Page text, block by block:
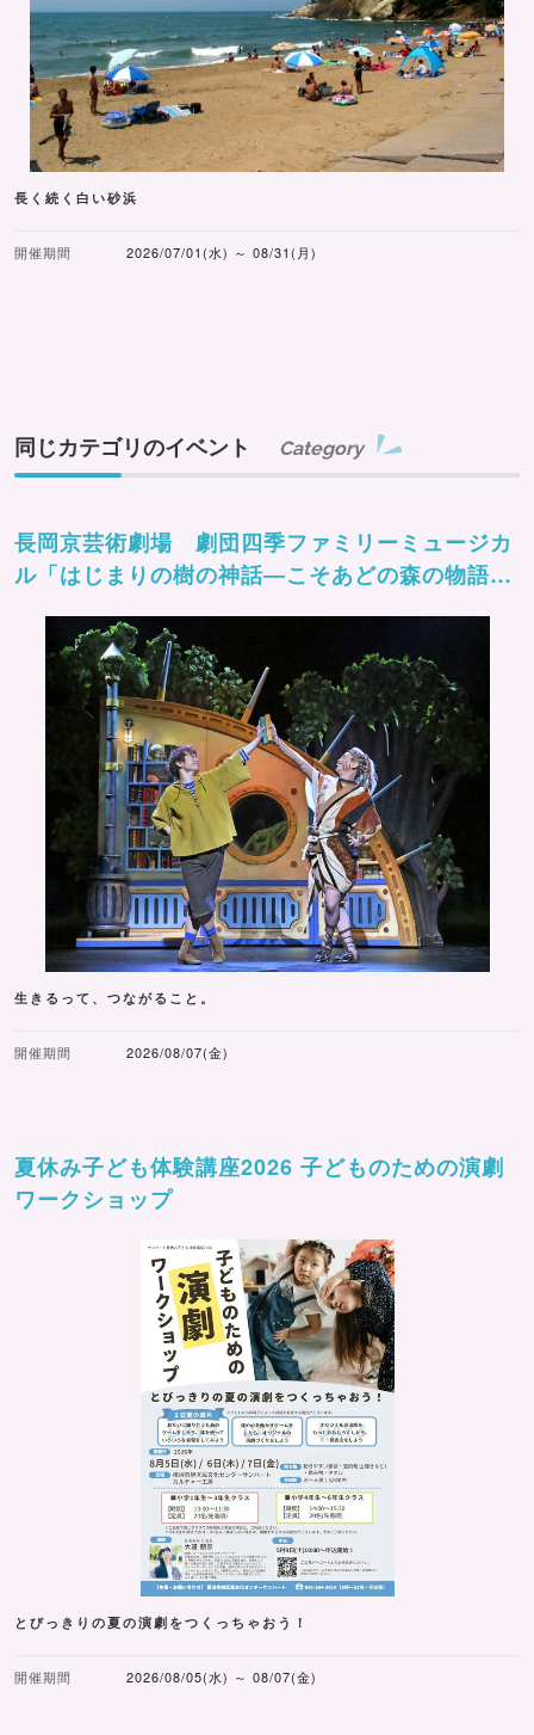
長く続く白い砂浜
開催期間 2026/07/01(水) ～ 08/31(月)
同じカテゴリのイベント Category
長岡京芸術劇場 劇団四季ファミリーミュージカ
ル「はじまりの樹の神話―こそあどの森の物語
生きるって、つながること。
開催期間 2026/08/07(金)
夏休み子ども体験講座2026 子どものための演劇
ワークショップ
とびっきりの夏の演劇をつくっちゃおう！
開催期間 2026/08/05(水) ～ 08/07(金)